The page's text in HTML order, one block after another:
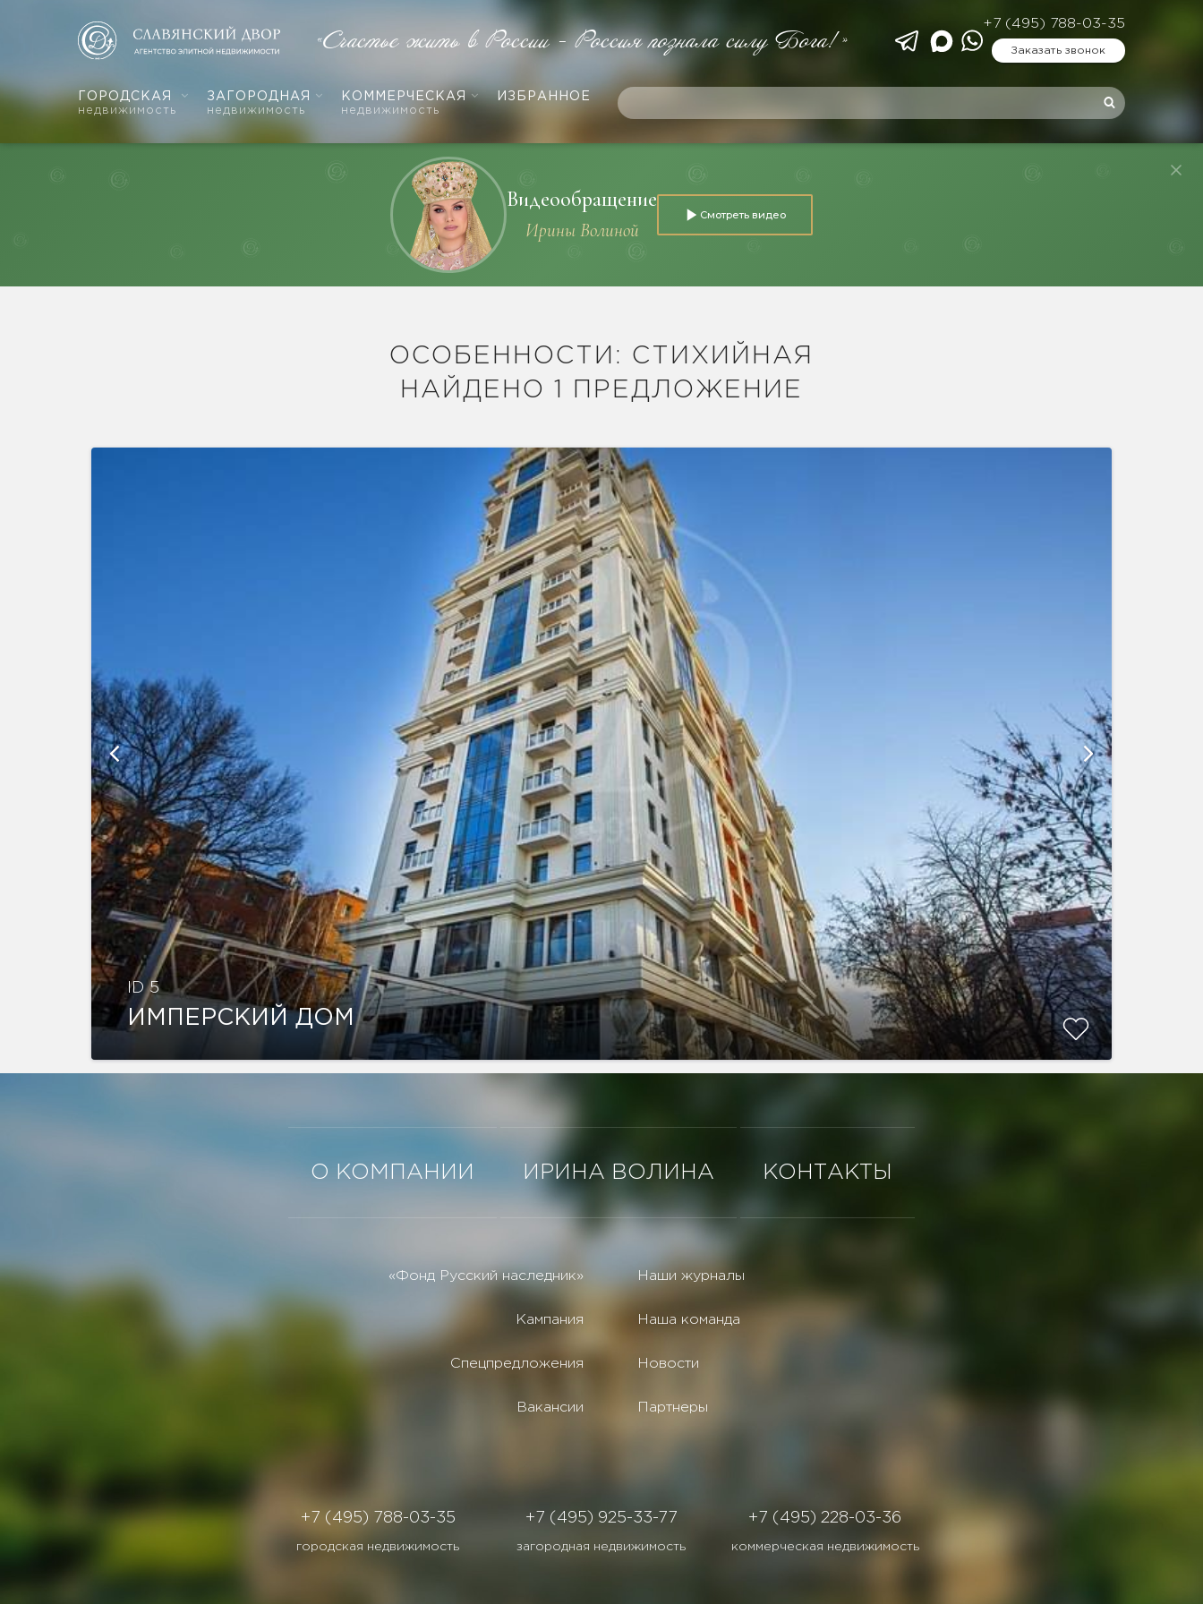
ГОРОДСКАЯ
недвижимость
ЗАГОРОДНАЯ
недвижимость
КОММЕРЧЕСКАЯ
недвижимость
ИЗБРАННОЕ
«Счастье жить в России - Россия познала силу Бога!»
+7 (495) 788-03-35
Заказать звонок
Видеообращение
Ирины Волиной
Смотреть видео
ОСОБЕННОСТИ: СТИХИЙНАЯ
НАЙДЕНО 1 ПРЕДЛОЖЕНИЕ
ID 5
ИМПЕРСКИЙ ДОМ
О КОМПАНИИ ИРИНА ВОЛИНА КОНТАКТЫ
«Фонд Русский наследник»
Кампания
Спецпредложения
Вакансии
Наши журналы
Наша команда
Новости
Партнеры
+7 (495) 788-03-35
городская недвижимость
+7 (495) 925-33-77
загородная недвижимость
+7 (495) 228-03-36
коммерческая недвижимость